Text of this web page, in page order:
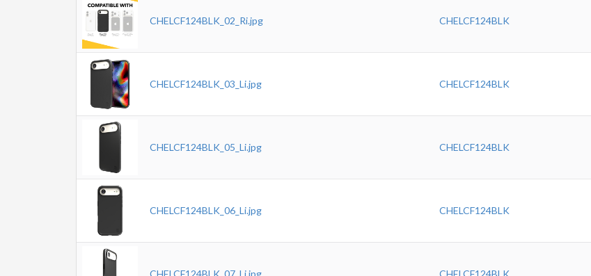
CHELCF124BLK_02_Ri.jpg CHELCF124BLK
CHELCF124BLK_03_Li.jpg CHELCF124BLK
CHELCF124BLK_05_Li.jpg CHELCF124BLK
CHELCF124BLK_06_Li.jpg CHELCF124BLK
CHELCF124BLK_07_Li.jpg CHELCF124BLK